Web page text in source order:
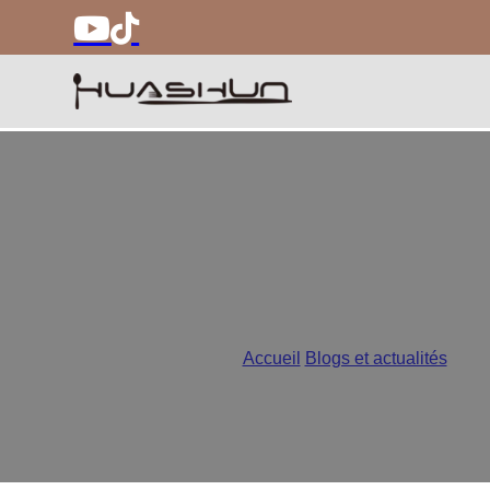
Accueil Blogs et actualités/